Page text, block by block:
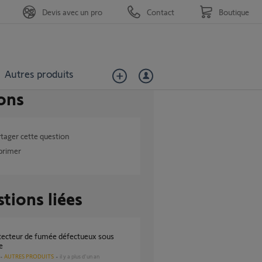
Autres produits
Devis avec un pro Contact Boutique
cette question
liées
AUTRES PRODUITS il y a plus d'un an